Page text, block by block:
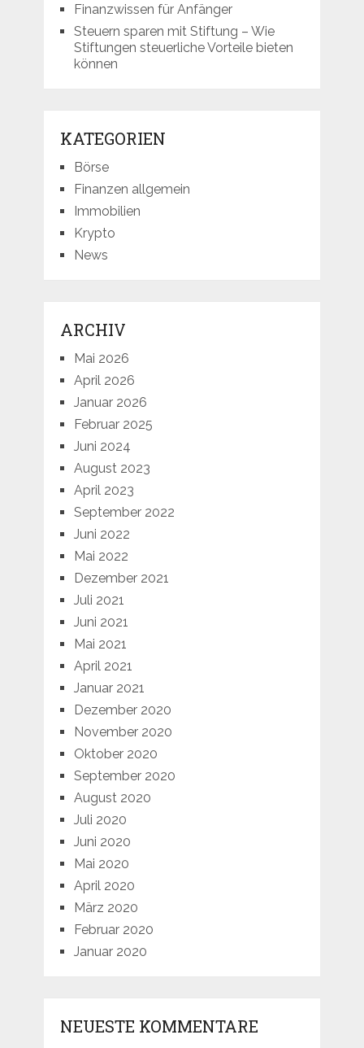
Finanzwissen für Anfänger
Steuern sparen mit Stiftung – Wie
Stiftungen steuerliche Vorteile bieten
können
KATEGORIEN
Börse
Finanzen allgemein
Immobilien
Krypto
News
ARCHIV
Mai 2026
April 2026
Januar 2026
Februar 2025
Juni 2024
August 2023
April 2023
September 2022
Juni 2022
Mai 2022
Dezember 2021
Juli 2021
Juni 2021
Mai 2021
April 2021
Januar 2021
Dezember 2020
November 2020
Oktober 2020
September 2020
August 2020
Juli 2020
Juni 2020
Mai 2020
April 2020
März 2020
Februar 2020
Januar 2020
NEUESTE KOMMENTARE